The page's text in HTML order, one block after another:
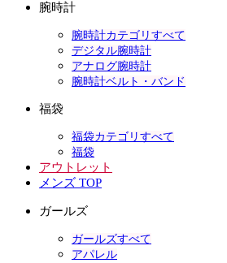
腕時計
腕時計カテゴリすべて
デジタル腕時計
アナログ腕時計
腕時計ベルト・バンド
福袋
福袋カテゴリすべて
福袋
アウトレット
メンズ TOP
ガールズ
ガールズすべて
アパレル